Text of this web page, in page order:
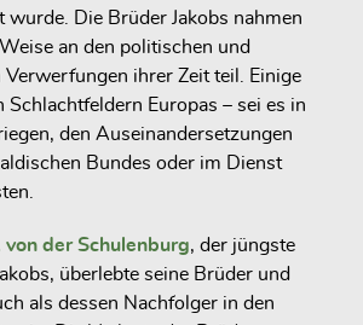
wurde. Die Brüder Jakobs nahmen
an den politischen und
ihrer Zeit teil. Einige
Schlachtfeldern Europas – sei es in
den Auseinandersetzungen
Bundes oder im Dienst
von der Schulenburg, der jüngste
überlebte seine Brüder und
als dessen Nachfolger in den